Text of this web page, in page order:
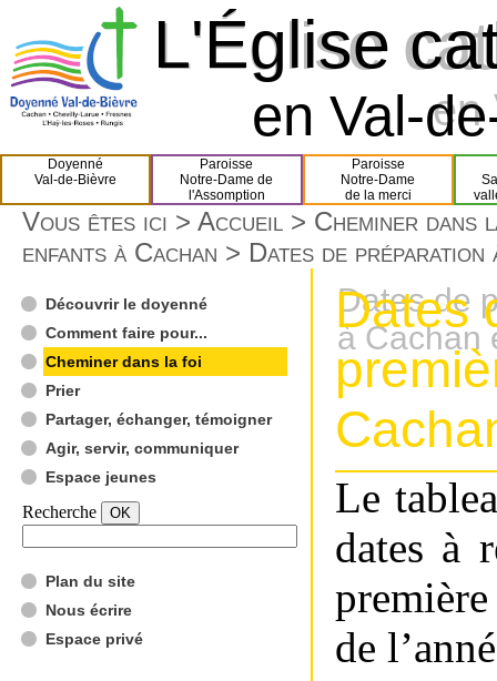
L'Église
L'Église
en
en Val-
Doyenné
Val-de-Bièvre
Paroisse
Notre-Dame de
l'Assomption
Paroisse
Notre-Dame
de la merci
Vous êtes ici > Accueil > Cheminer dans
enfants à Cachan > Dates de préparation
Découvrir le doyenné
Comment faire pour...
Cheminer dans la foi
Prier
Partager, échanger, témoigner
Agir, servir, communiquer
Espace jeunes
Recherche
Plan du site
Nous écrire
Espace privé
Dates de
à Cachan
Dates
Le
dates à
de